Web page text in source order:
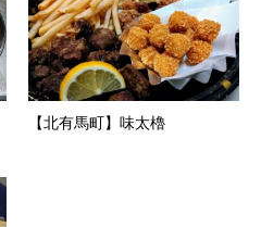
【北有馬町】味太櫓